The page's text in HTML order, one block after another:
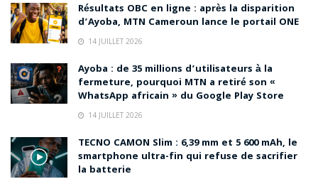
Résultats OBC en ligne : après la disparition
d’Ayoba, MTN Cameroun lance le portail ONE
14 JUILLET 2026
Ayoba : de 35 millions d’utilisateurs à la
fermeture, pourquoi MTN a retiré son «
WhatsApp africain » du Google Play Store
14 JUILLET 2026
TECNO CAMON Slim : 6,39 mm et 5 600 mAh, le
smartphone ultra-fin qui refuse de sacrifier
la batterie